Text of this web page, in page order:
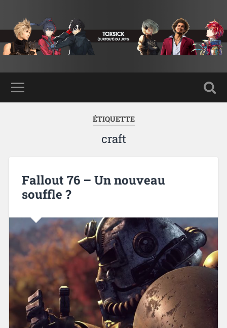
ÉTIQUETTE
craft
Fallout 76 – Un nouveau
souffle ?